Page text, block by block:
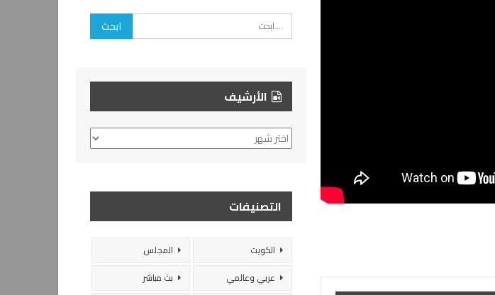
الأرشيف
الأرشيف
التصنيفات
الكويت
المجلس
عربي وعالمي
بث مباشر